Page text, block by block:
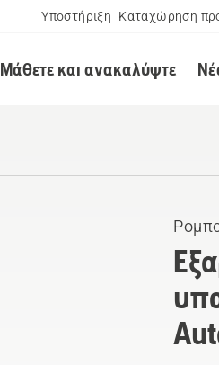
Υποστήριξη Καταχώρηση
Μάθετε και ανακαλύψτε